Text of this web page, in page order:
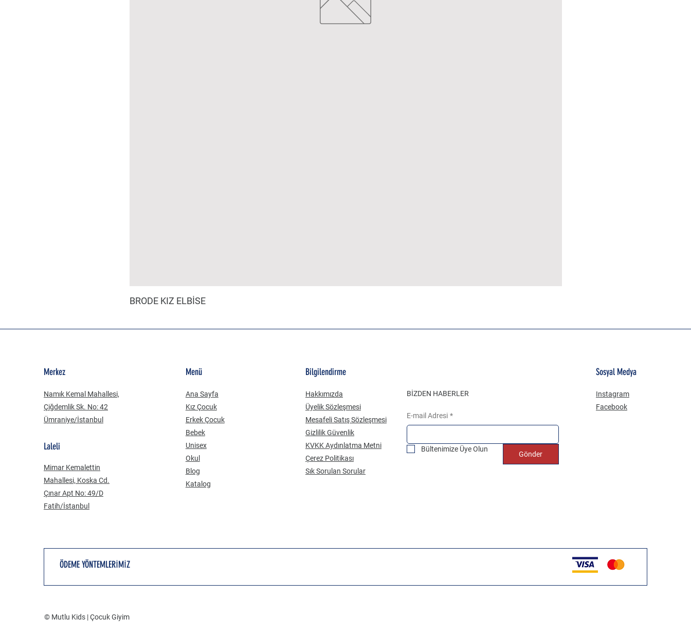
BRODE KIZ ELBİSE
Merkez
Namık Kemal Mahallesi,
Çiğdemlik Sk. No: 42
Ümraniye/İstanbul
Laleli
Mimar Kemalettin
Mahallesi, Koska Cd.
Çınar Apt No: 49/D
Fatih/İstanbul
Menü
Ana Sayfa
Kız Çocuk
Erkek Çocuk
Bebek
Unisex
Okul
Blog
Katalog
Bilgilendirme
Hakkımızda
Üyelik Sözleşmesi
Mesafeli Satış Sözleşmesi
Gizlilik Güvenlik
KVKK Aydınlatma Metni
Çerez Politikası
Sık Sorulan Sorular
BİZDEN HABERLER
E-mail Adresi *
Bültenimize Üye Olun
Gönder
Sosyal Medya
Instagram
Facebook
ÖDEME YÖNTEMLERİMİZ
© Mutlu Kids | Çocuk Giyim